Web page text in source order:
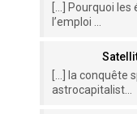
[…] Pourquoi
l’emploi ...
[…] la conquête
astrocapitalist...